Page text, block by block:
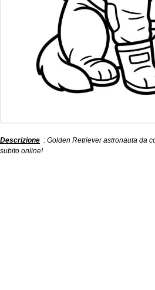
Descrizione : Golden Retriever astronauta da
subito online!